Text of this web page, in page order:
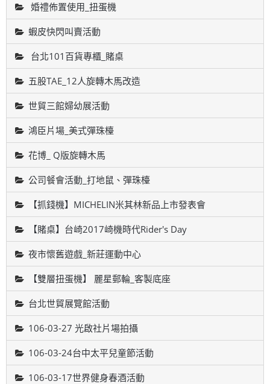
婚禮佈置使用_扭蛋機
蝦皮快閃叫賣活動
台北101百貨專櫃_賭桌
五股TAE_12人旋轉木馬改造
世貿三館婦幼展活動
鴻臣片場_美式彈珠檯
花博_ Q版旋轉木馬
公司餐會活動_打地鼠、彈珠檯
【抓錢機】MICHELIN米其林新品上市發表會
【賭桌】台崎2017崎機時代Rider's Day
夜市懷舊遊戲_新莊運動中心
【雙層扭蛋機】 麗星郵輪_客製底座
台北世貿展覽館活動
106-03-27 光啟社片場拍攝
106-03-24台中太平兒童節活動
106-03-17世界健身春酒活動